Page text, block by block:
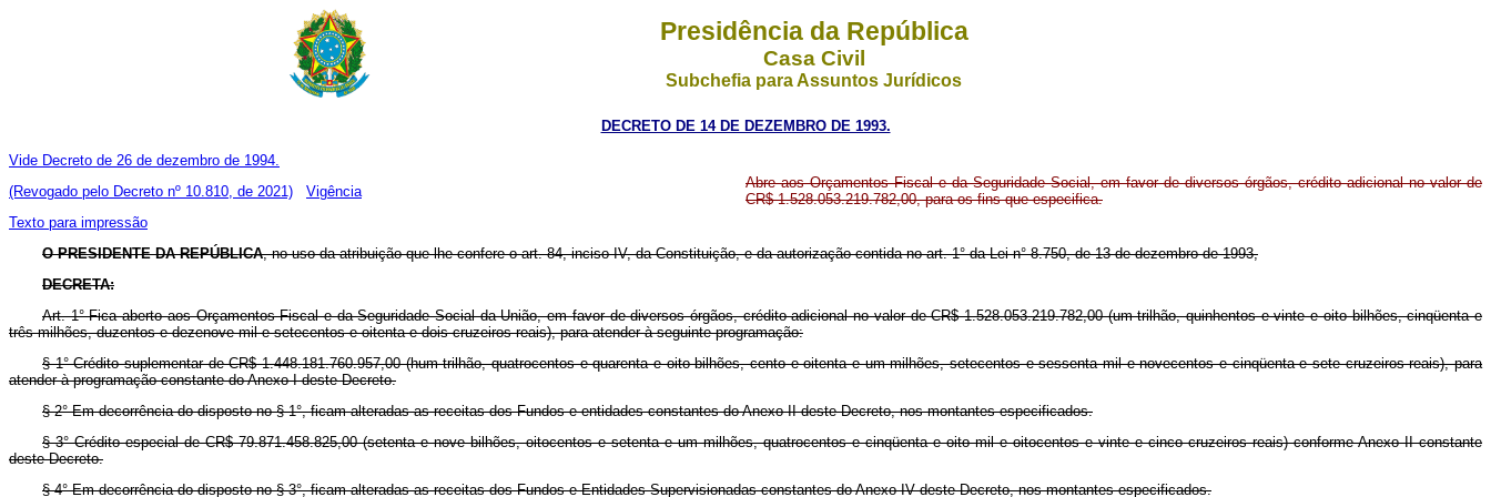
Presidência da República
Casa Civil
Subchefia para Assuntos Jurídicos
DECRETO DE 14 DE DEZEMBRO DE 1993.
Vide Decreto de 26 de dezembro de 1994.
(Revogado pelo Decreto nº 10.810, de 2021)
Vigência
Texto para impressão
Abre aos Orçamentos Fiscal e da Seguridade Social, em favor de diversos órgãos, crédito adicional no valor de
CR$ 1.528.053.219.782,00, para os fins que especifica.
O PRESIDENTE DA REPÚBLICA, no uso da atribuição que lhe confere o art. 84, inciso IV, da Constituição, e da autorização contida no art. 1° da Lei n° 8.750, de 13 de dezembro de 1993,
DECRETA:
Art. 1° Fica aberto aos Orçamentos Fiscal e da Seguridade Social da União, em favor de diversos órgãos, crédito adicional no valor de CR$ 1.528.053.219.782,00 (um trilhão, quinhentos e vinte e oito bilhões, cinqüenta e
três milhões, duzentos e dezenove mil e setecentos e oitenta e dois cruzeiros reais), para atender à seguinte programação:
§ 1° Crédito suplementar de CR$ 1.448.181.760.957,00 (hum trilhão, quatrocentos e quarenta e oito bilhões, cento e oitenta e um milhões, setecentos e sessenta mil e novecentos e cinqüenta e sete cruzeiros reais), para
atender à programação constante do Anexo I deste Decreto.
§ 2° Em decorrência do disposto no § 1°, ficam alteradas as receitas dos Fundos e entidades constantes do Anexo II deste Decreto, nos montantes especificados.
§ 3° Crédito especial de CR$ 79.871.458.825,00 (setenta e nove bilhões, oitocentos e setenta e um milhões, quatrocentos e cinqüenta e oito mil e oitocentos e vinte e cinco cruzeiros reais) conforme Anexo II constante
deste Decreto.
§ 4° Em decorrência do disposto no § 3°, ficam alteradas as receitas dos Fundos e Entidades Supervisionadas constantes do Anexo IV deste Decreto, nos montantes especificados.